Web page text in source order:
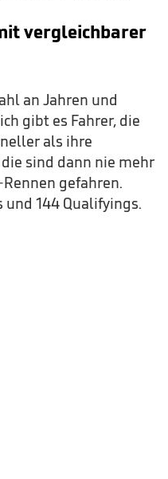
vergleichbarer
an Jahren und
gibt es Fahrer, die
als ihre
sind dann nie mehr
gefahren.
144 Qualifyings.